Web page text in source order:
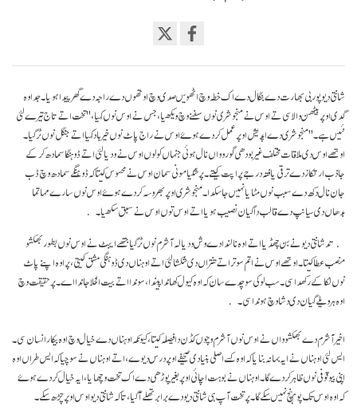
on
facebook
شانتی دیو پوربی بھارت دے بنگال دے اک خطہ وچ اٹھویں صدی وچ اوتھوں دے راجہ دے گھر پیدا ہویا۔ جد اوہ
گدی اوپر بیٹھن والا سی تے اوس نے منجو شری نوں سفنے وچ ویکھیا، جس نے اوس نوں کہیا، "تخت اتے تاج تیرے لئی
نئیں ہے۔" منجو شری دے اپدیش اوپر عمل کردے ہوۓ اوس نے راج پاٹ نوں خیر باد کہیا اتے جنگل نوں ٹر گیا۔
اوتھے اوس دی ملاقات مختلف غیر بودھی گوروواں نال ہوئی جنہاں کولوں اوس نے ودیا لئی اتے ڈوہنگا سمادھ کر کے
جاذب ارتکاز دے ترقی یافتہ درجے پراپت کیتے۔ پر شکیا مونی سمان اوس نے محسوس کیتا کہ ڈوہنگے سمادھ وچ ڈب
جان نال دکھ دے سبب نوں مٹایا نہیں جا سکدا۔ منجو شری اوپر بھروسہ کردے ہوۓ اوس نوں سارے مہاتما
بدھاں دی سیانپ دے قالب دا گیان نصیب ہویا اتے اوس توں اوس نے سبق سکھیا۔
تد شانتی دیو نے بن چھڈیا اتے اوہ نالندا دے وش ودیالہ آشرم نوں ٹر گیا جتھے ایبٹ نے اوس نوں بطور بھکشو
منصب عطا کیتا۔ اوتھے اوس نے اتم سوتر اتے تنتراں دی شکشا لئی اتے اوہناں دی ڈوہنگی مشق کیتی، پر اوہ اپنے پاٹ
نوں لُکا کے رکھدا سی۔ سب لوکی سوچدے سان کہ اوہ کیول کھاندا پیندا، سوندا اتے بیت الخلا جاندا اے۔ پر حقیقت وچ
اوہ ہر ویلے گیان دی دشا وچ ہوندا سی۔
اخیر آشرم دے بھکشوواں نے اوس نوں آشرم وچوں کڈن دا فیصلہ کیتا، کیونکہ اوہناں دے خیال وچ اوہ بیکار انسان سی۔
ایس لئی اوہناں نے ایہ بہانہ بنایا کہ اوہ کسے اصلی بنیادی صحیفے اوپر درس دیوے، اتے اوہناں نے سوچیا کہ ایس طراں اوہ
اپنی بیوقوفی نوں ظاہر کر دے گا۔ اوہناں نے بوہت اچائی اوپر بغیر پوڑھی دے اک تخت وچھایا، ایہ خیال کردے ہوۓ
کہ اوہ اوس تک پوہنچ نہیں سکے گا۔ پر تخت آپ ہی شانتی دیو دے برابر تھلے آ گیا، تا کہ شانتی دیو اوس اوپر چڑھ سکے۔